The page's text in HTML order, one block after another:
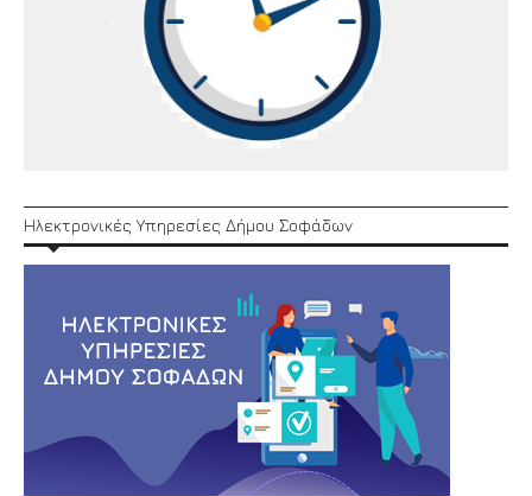
Ηλεκτρονικές Υπηρεσίες Δήμου Σοφάδων